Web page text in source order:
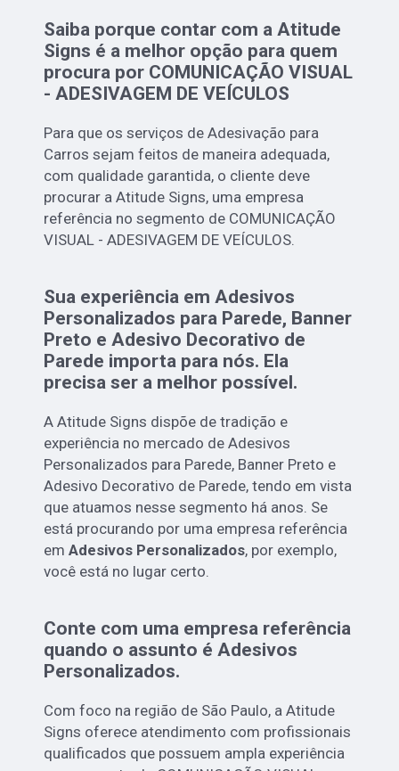
Saiba porque contar com a Atitude
Signs é a melhor opção para quem
procura por COMUNICAÇÃO VISUAL
- ADESIVAGEM DE VEÍCULOS
Para que os serviços de Adesivação para
Carros sejam feitos de maneira adequada,
com qualidade garantida, o cliente deve
procurar a Atitude Signs, uma empresa
referência no segmento de COMUNICAÇÃO
VISUAL - ADESIVAGEM DE VEÍCULOS.
Sua experiência em Adesivos
Personalizados para Parede, Banner
Preto e Adesivo Decorativo de
Parede importa para nós. Ela
precisa ser a melhor possível.
A Atitude Signs dispõe de tradição e
experiência no mercado de Adesivos
Personalizados para Parede, Banner Preto e
Adesivo Decorativo de Parede, tendo em vista
que atuamos nesse segmento há anos. Se
está procurando por uma empresa referência
emAdesivos Personalizados, por exemplo,
você está no lugar certo.
Conte com uma empresa referência
quando o assunto éAdesivos
Personalizados.
Com foco na região de São Paulo, a Atitude
Signs oferece atendimento com profissionais
qualificados que possuem ampla experiência